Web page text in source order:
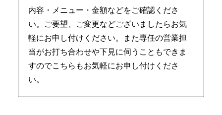
内容・メニュー・金額などをご確認くださ
い。ご要望、ご変更などございましたらお気
軽にお申し付けください。また専任の営業担
当がお打ち合わせや下見に伺うこともできま
すのでこちらもお気軽にお申し付けくださ
い。